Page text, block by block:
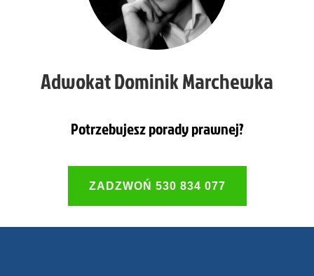
Adwokat Dominik Marchewka
Potrzebujesz porady prawnej?
ZADZWOŃ 530 834 077